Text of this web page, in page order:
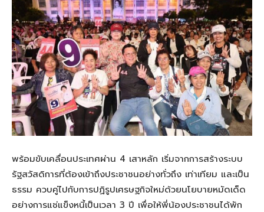
พร้อมขับเคลื่อนประเทศผ่าน 4 เสาหลัก เริ่มจากการสร้างระบบ
รัฐสวัสดิการที่ต้องเข้าถึงประชาชนอย่างทั่วถึง เท่าเทียม และเป็น
ธรรม ควบคู่ไปกับการปฏิรูปเศรษฐกิจใหม่ด้วยนโยบายหมัดเด็ด
อย่างการแช่แข็งหนี้เป็นเวลา 3 ปี เพื่อให้พี่น้องประชาชนได้พัก